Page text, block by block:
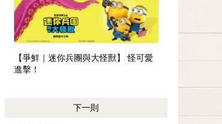
【爭鮮｜迷你兵團與大怪獸】 怪可愛
進擊！
下一則